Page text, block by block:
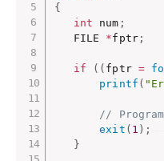
{
int num ;
   FILE
*fptr;
if ( ( fptr =
printf (
//
exit ( 1 ) ;
}